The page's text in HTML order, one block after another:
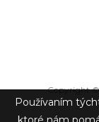
Copyright ©
Používaním